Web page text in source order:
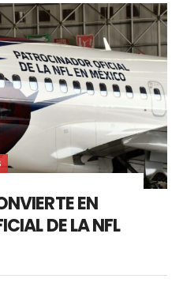
EN
DE LA NFL